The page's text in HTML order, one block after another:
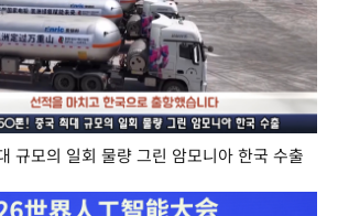
규모의 일회 물량 그린 암모니아 한국 수출